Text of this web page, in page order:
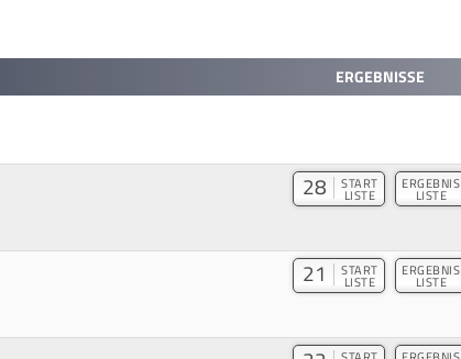
ERGEBNISSE
28 START
LISTE
ERGEBNIS
LISTE
21 START
LISTE
ERGEBNIS
LISTE